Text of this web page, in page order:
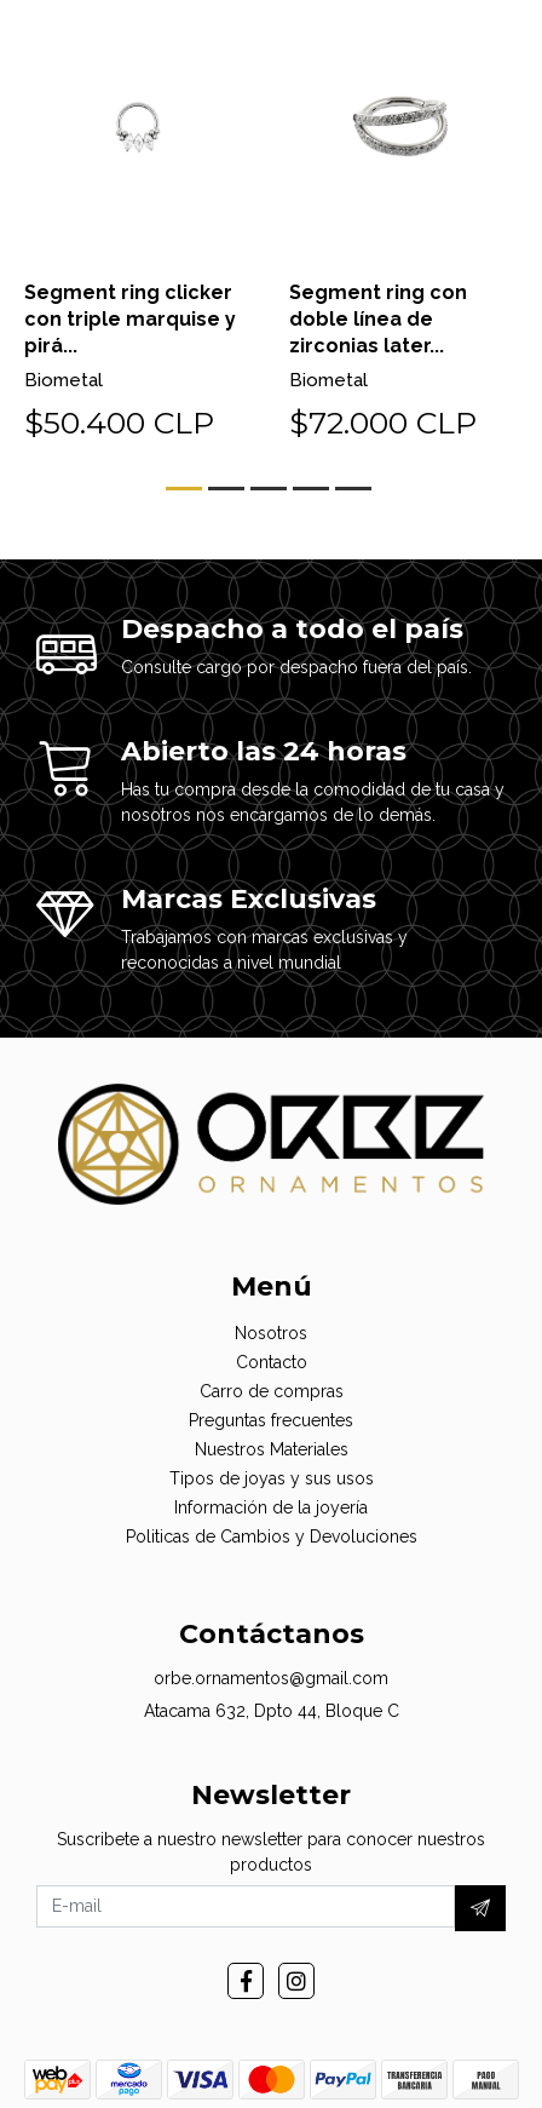
Segment ring clicker
con triple marquise y
pirá...
Biometal
$50.400 CLP
Segment ring con
doble línea de
zirconias later...
Biometal
$72.000 CLP
Despacho a todo el país
Consulte cargo por despacho fuera del país.
Abierto las 24 horas
Has tu compra desde la comodidad de tu casa y
nosotros nos encargamos de lo demás.
Marcas Exclusivas
Trabajamos con marcas exclusivas y
reconocidas a nivel mundial
Menú
Nosotros
Contacto
Carro de compras
Preguntas frecuentes
Nuestros Materiales
Tipos de joyas y sus usos
Información de la joyería
Politicas de Cambios y Devoluciones
Contáctanos
orbe.ornamentos@gmail.com
Atacama 632, Dpto 44, Bloque C
Newsletter
Suscribete a nuestro newsletter para conocer nuestros
productos